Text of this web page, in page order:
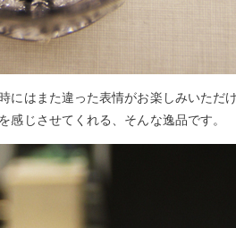
にはまた違った表情がお楽しみいただ
感じさせてくれる、そんな逸品です。